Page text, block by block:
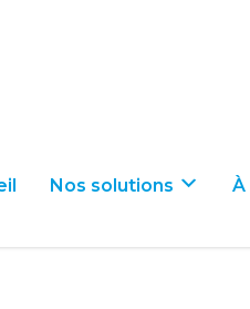
Nos solutions À